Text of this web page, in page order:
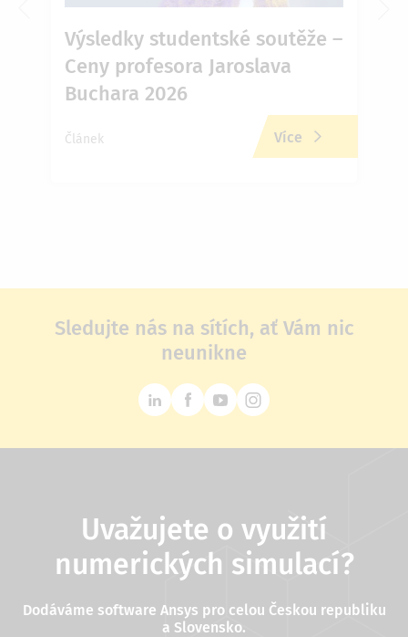
Výsledky studentské soutěže –
Ceny profesora Jaroslava
Buchara 2026
Článek Více
Sledujte nás na sítích, ať Vám nic
neunikne
Uvažujete o využití
numerických simulací?
Dodáváme software Ansys pro celou Českou republiku
a Slovensko.